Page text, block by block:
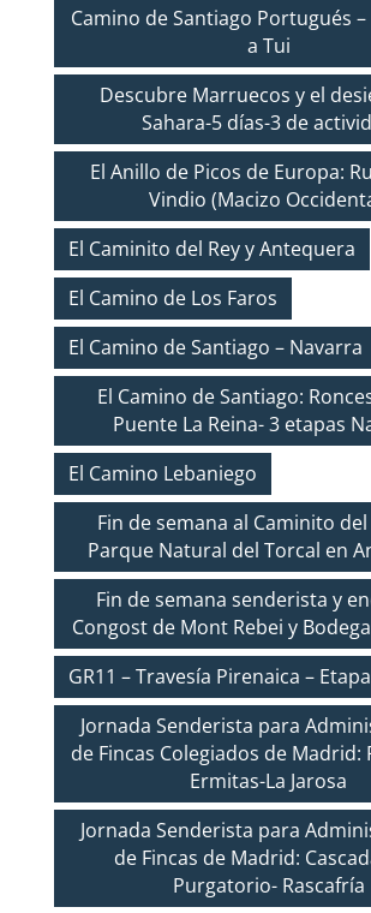
Camino de Santiago Portugués
a Tui
Descubre Marruecos y el
Sahara-5 días-3 de
El Anillo de Picos de Europa:
Vindio (Macizo
El Caminito del Rey y Antequera
El Camino de Los Faros
El Camino de Santiago – Navarra
El Camino de Santiago:
Puente La Reina- 3 etapas
El Camino Lebaniego
Fin de semana al Caminito del
Parque Natural del Torcal en
Fin de semana senderista y
Congost de Mont Rebei y
GR11 – Travesía Pirenaica –
Jornada Senderista para
de Fincas Colegiados de Madrid:
Ermitas-La Jarosa
Jornada Senderista para
de Fincas de Madrid:
Purgatorio- Rascafría